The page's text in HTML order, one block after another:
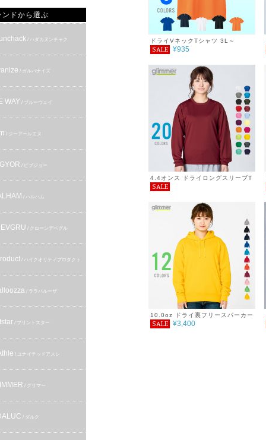
ドライVネックTシャツ 3L～
SALE ¥935
4.4オンス ドライロングスリーブT
シャツ 6L～7L
SALE
10.0oz ドライ裏フリースパーカー
4L～5L
SALE ¥3,400
ンドから選ぶ
/ ハダカヌンチャク
/ ガルバナイズ
WAY / ブルーウェイ
/ ジーアールエヌ
/ ビブジョー
/ ハルハム
/ クローンデベグル
/ ハイクオリティプロダクト
/ ララパルーザ
/ プリントスター
/ ユナイテッドアスレ
/ グリマー
/ ダルク